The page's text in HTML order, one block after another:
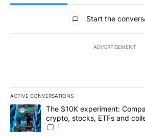
All Comments
Start the
ADVERTISEMENT
ACTIVE CONVERSATIONS
The following is a list of the most
A trending article titled "The $10K
The $10K experiment:
crypto, stocks, ETFs and
8
1